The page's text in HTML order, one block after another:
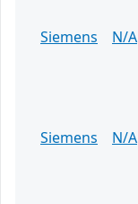
Siemens
N/A
Siemens
N/A